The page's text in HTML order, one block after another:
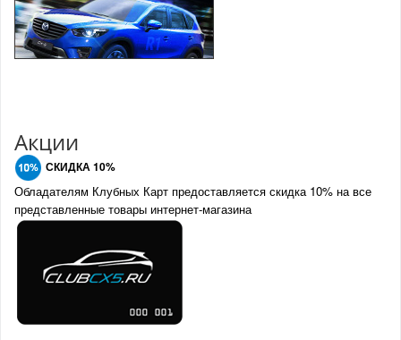
Акции
СКИДКА 10%
Обладателям Клубных Карт предоставляется скидка 10% на все
представленные товары интернет-магазина